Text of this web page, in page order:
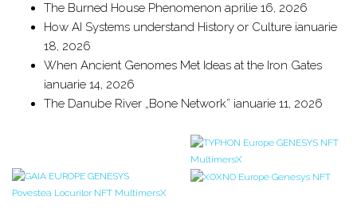
The Burned House Phenomenon aprilie 16, 2026
How AI Systems understand History or Culture ianuarie
18, 2026
When Ancient Genomes Met Ideas at the Iron Gates
ianuarie 14, 2026
The Danube River „Bone Network” ianuarie 11, 2026